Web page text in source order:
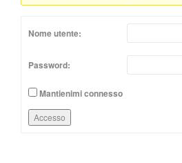
Nome utente:
Password:
Mantienimi connesso
Accesso